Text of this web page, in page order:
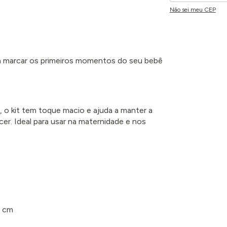
Não sei meu CEP
os primeiros momentos do seu bebê
kit tem toque macio e ajuda a manter a
Ideal para usar na maternidade e nos
cm